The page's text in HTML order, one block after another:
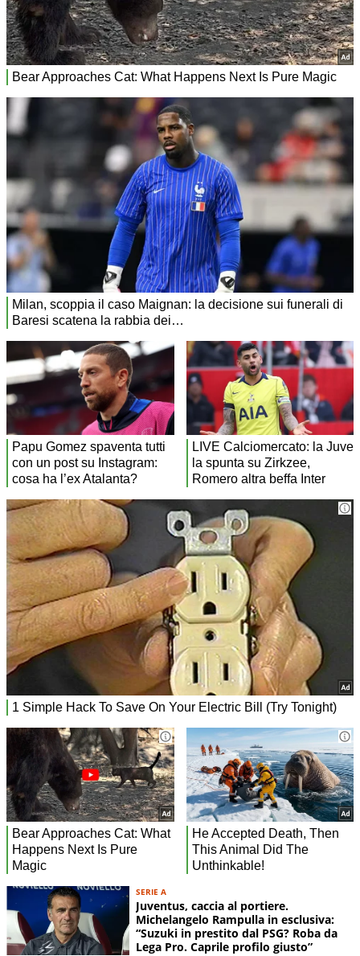
SERIE A
Juventus, caccia al portiere.
Michelangelo Rampulla in esclusiva:
“Suzuki in prestito dal PSG? Roba da
Lega Pro. Caprile profilo giusto”